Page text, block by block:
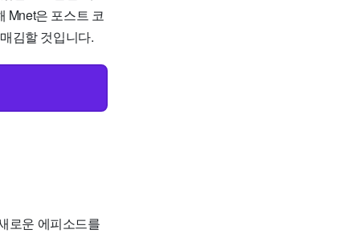
Mnet은 포스트 코
김할 것입니다.
로운 에피소드를